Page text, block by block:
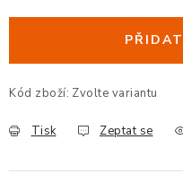
ORGANIZACE KABELŮ
LED STOLNÍ LAMPY
KANCELÁŘSKÉ POTŘEBY
Kód zboží: Zvolte variantu
Tisk Zeptat se